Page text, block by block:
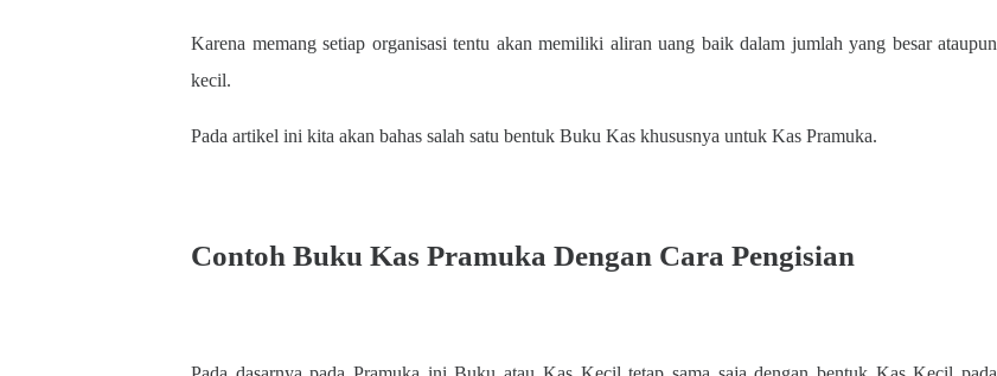
Karena memang setiap organisasi tentu akan memiliki aliran uang baik dalam jumlah yang besar ataupun
kecil.
Pada artikel ini kita akan bahas salah satu bentuk Buku Kas khususnya untuk Kas Pramuka.
Contoh Buku Kas Pramuka Dengan Cara Pengisian